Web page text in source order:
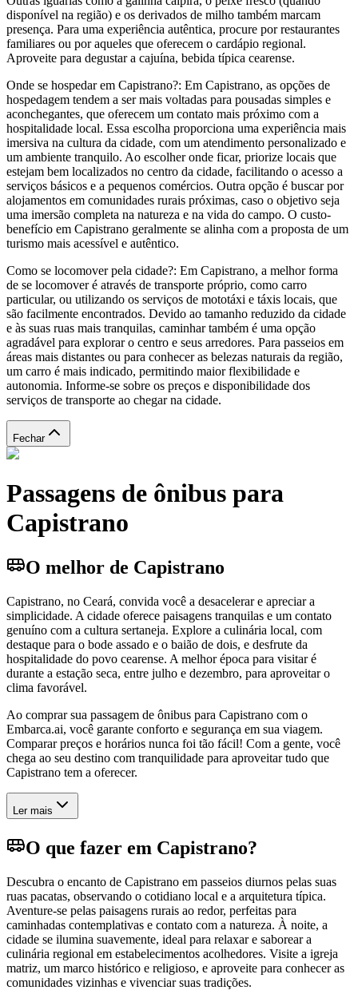
disponível na região) e os derivados de milho também marcam
presença. Para uma experiência autêntica, procure por restaurantes
familiares ou por aqueles que oferecem o cardápio regional.
Aproveite para degustar a cajuína, bebida típica cearense.
Onde se hospedar em Capistrano?: Em Capistrano, as opções de
hospedagem tendem a ser mais voltadas para pousadas simples e
aconchegantes, que oferecem um contato mais próximo com a
hospitalidade local. Essa escolha proporciona uma experiência mais
imersiva na cultura da cidade, com um atendimento personalizado e
um ambiente tranquilo. Ao escolher onde ficar, priorize locais que
estejam bem localizados no centro da cidade, facilitando o acesso a
serviços básicos e a pequenos comércios. Outra opção é buscar por
alojamentos em comunidades rurais próximas, caso o objetivo seja
uma imersão completa na natureza e na vida do campo. O custo-
benefício em Capistrano geralmente se alinha com a proposta de um
turismo mais acessível e autêntico.
Como se locomover pela cidade?: Em Capistrano, a melhor forma
de se locomover é através de transporte próprio, como carro
particular, ou utilizando os serviços de mototáxi e táxis locais, que
são facilmente encontrados. Devido ao tamanho reduzido da cidade
e às suas ruas mais tranquilas, caminhar também é uma opção
agradável para explorar o centro e seus arredores. Para passeios em
áreas mais distantes ou para conhecer as belezas naturais da região,
um carro é mais indicado, permitindo maior flexibilidade e
autonomia. Informe-se sobre os preços e disponibilidade dos
serviços de transporte ao chegar na cidade.
Fechar
Passagens de ônibus para
Capistrano
O melhor de Capistrano
Capistrano, no Ceará, convida você a desacelerar e apreciar a
simplicidade. A cidade oferece paisagens tranquilas e um contato
genuíno com a cultura sertaneja. Explore a culinária local, com
destaque para o bode assado e o baião de dois, e desfrute da
hospitalidade do povo cearense. A melhor época para visitar é
durante a estação seca, entre julho e dezembro, para aproveitar o
clima favorável.
Ao comprar sua passagem de ônibus para Capistrano com o
Embarca.ai, você garante conforto e segurança em sua viagem.
Comparar preços e horários nunca foi tão fácil! Com a gente, você
chega ao seu destino com tranquilidade para aproveitar tudo que
Capistrano tem a oferecer.
Ler mais
O que fazer em Capistrano?
Descubra o encanto de Capistrano em passeios diurnos pelas suas
ruas pacatas, observando o cotidiano local e a arquitetura típica.
Aventure-se pelas paisagens rurais ao redor, perfeitas para
caminhadas contemplativas e contato com a natureza. À noite, a
cidade se ilumina suavemente, ideal para relaxar e saborear a
culinária regional em estabelecimentos acolhedores. Visite a igreja
matriz, um marco histórico e religioso, e aproveite para conhecer as
comunidades vizinhas e vivenciar suas tradições.